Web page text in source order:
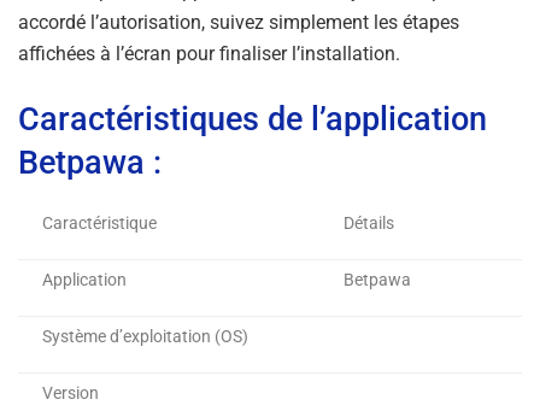
accordé l’autorisation, suivez simplement les étapes
affichées à l’écran pour finaliser l’installation.
Caractéristiques de l’application
Betpawa :
Caractéristique Détails
Application Betpawa
Système d’exploitation (OS)
Version